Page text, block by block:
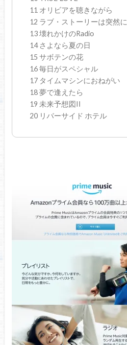
11 オリビアを聴きながら
12 ラブ・ストーリーは突然に
13 壊れかけのRadio
14 さよなら夏の日
15 サボテンの花
16 毎日がスペシャル
17 タイムマシンにおねがい
18 夢で逢えたら
19 未来予想図II
20 リバーサイド ホテル